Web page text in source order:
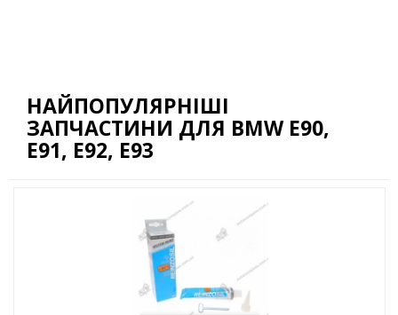
НАЙПОПУЛЯРНІШІ
ЗАПЧАСТИНИ ДЛЯ BMW E90,
E91, E92, E93